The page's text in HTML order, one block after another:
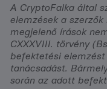
A CryptoFalka által
elemzések a
megjelenő írások
CXXXVIII. törvény
befektetési
tanácsadást.
során az adott